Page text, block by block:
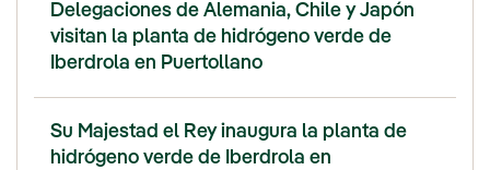
Delegaciones de Alemania, Chile y Japón
visitan la planta de hidrógeno verde de
Iberdrola en Puertollano
Su Majestad el Rey inaugura la planta de
hidrógeno verde de Iberdrola en